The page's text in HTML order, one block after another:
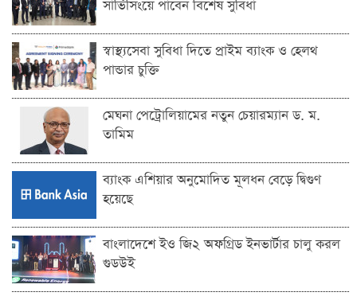
সার্ভিসিংয়ে পাবেন বিশেষ সুবিধা
স্বাস্থ্যসেবা সুবিধা দিতে প্রাইম ব্যাংক ও হেলথ
পান্ডার চুক্তি
মেঘনা পেট্রোলিয়ামের নতুন চেয়ারম্যান ড. ম.
তামিম
ব্যাংক এশিয়ার অনুমোদিত মূলধন বেড়ে দ্বিগুণ
হয়েছে
বাংলাদেশে ইও জি২ অফগ্রিড ইনভার্টার চালু করল
গুডউই